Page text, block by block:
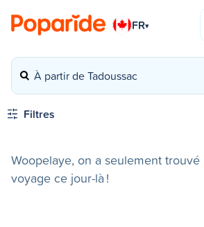
FR▾
À partir de Tadoussac
Filtres
Woopelaye, on a seulement
voyage ce jour-là !